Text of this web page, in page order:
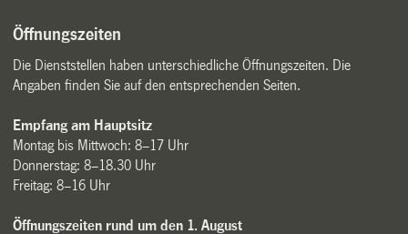
Öffnungszeiten
Die Dienststellen haben unterschiedliche Öffnungszeiten. Die
Angaben finden Sie auf den entsprechenden Seiten.
Empfang am Hauptsitz
Montag bis Mittwoch: 8–17 Uhr
Donnerstag: 8–18.30 Uhr
Freitag: 8–16 Uhr
Öffnungszeiten rund um den 1. August